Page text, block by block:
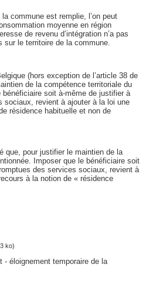
commune est remplie, l’on peut
moyenne en région
de revenu d’intégration n’a pas
le territoire de la commune.
(hors exception de l’article 38 de
de la compétence territoriale du
bénéficiaire soit à-même de justifier à
revient à ajouter à la loi une
résidence habituelle et non de
que, pour justifier le maintien de la
Imposer que le bénéficiaire soit
des services sociaux, revient à
à la notion de « résidence
ko)
- éloignement temporaire de la